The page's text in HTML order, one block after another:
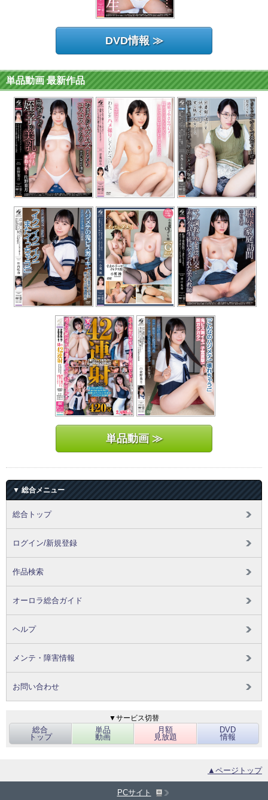
DVD情報 ≫
単品動画 最新作品
単品動画 ≫
▼ 総合メニュー
総合トップ
ログイン/新規登録
作品検索
オーロラ総合ガイド
ヘルプ
メンテ・障害情報
お問い合わせ
▼サービス切替
総合
トップ
単品
動画
月額
見放題
DVD
情報
▲ページトップ
PCサイト